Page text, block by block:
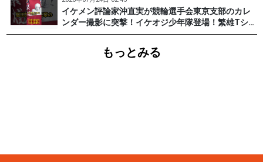
イケメン評論家沖直実が競輪選手会東京支部のカレ
ンダー撮影に突撃！イケオジ少年隊登場！繁雄Tシャ
ツへの思いとは？ #PR #松戸けいりん #川口満広 #
浦山一栄 #市川健太
もっとみる